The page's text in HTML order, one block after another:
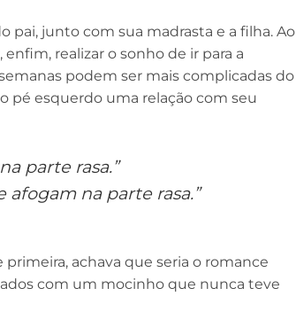
pai, junto com sua madrasta e a filha. Ao
realizar o sonho de ir para a
podem ser mais complicadas do
pé esquerdo uma relação com seu
parte rasa.”
afogam na parte rasa.”
achava que seria o romance
com um mocinho que nunca teve